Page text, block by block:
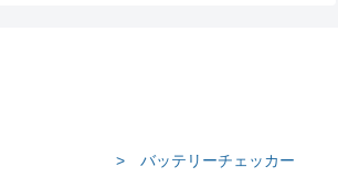
> バッテリーチェッカー